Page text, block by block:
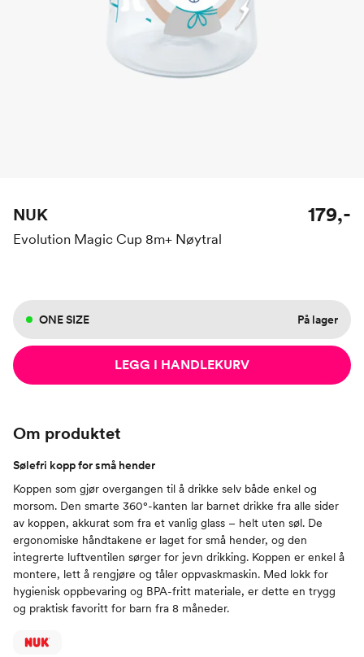
NUK
Evolution Magic Cup 8m+ Nøytral
179,-
ONE SIZE På lager
LEGG I HANDLEKURV
Om produktet
Sølefri kopp for små hender
Koppen som gjør overgangen til å drikke selv både enkel og
morsom. Den smarte 360°-kanten lar barnet drikke fra alle sider
av koppen, akkurat som fra et vanlig glass – helt uten søl. De
ergonomiske håndtakene er laget for små hender, og den
integrerte luftventilen sørger for jevn drikking. Koppen er enkel å
montere, lett å rengjøre og tåler oppvaskmaskin. Med lokk for
hygienisk oppbevaring og BPA-fritt materiale, er dette en trygg
og praktisk favoritt for barn fra 8 måneder.